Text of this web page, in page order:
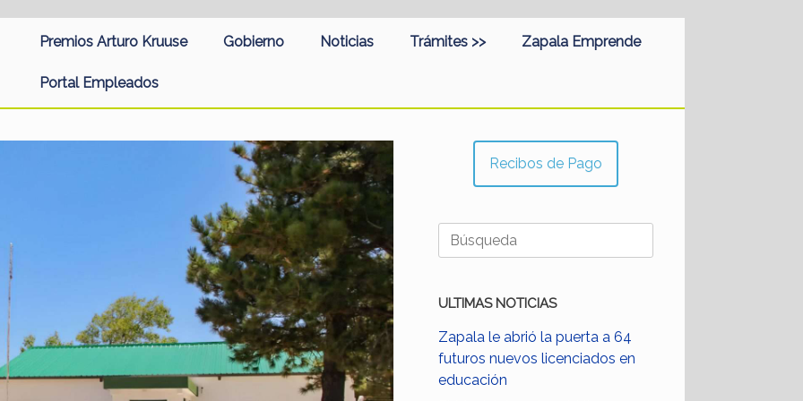
Premios Arturo Kruuse Gobierno Noticias Trámites >> Zapala Emprende
Portal Empleados
Recibos de Pago
Buscar:
ULTIMAS NOTICIAS
Zapala le abrió la puerta a 64
futuros nuevos licenciados en
educación